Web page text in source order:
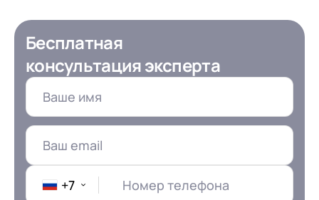
Бесплатная
консультация эксперта
+7 Номер телефона
1С-ЭДО
1С:Контрагент
1С-Отчетность